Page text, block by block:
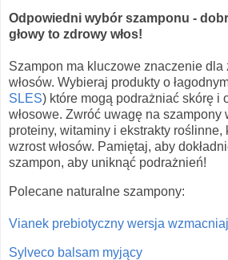
Odpowiedni wybór szamponu -
głowy to zdrowy włos!
Szampon ma kluczowe znaczenie dla
włosów. Wybieraj produkty o
SLES) które mogą podrażniać skórę i
włosowe. Zwróć uwagę na szampony
proteiny, witaminy i ekstrakty roślinne,
wzrost włosów. Pamiętaj, aby
szampon, aby uniknąć podrażnień!
Polecane naturalne szampony:
Vianek prebiotyczny wersja
Sylveco balsam myjący